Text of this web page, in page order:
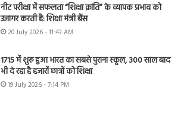
नीट परीक्षा में सफलता “शिक्षा क्रांति” के व्यापक प्रभाव को
उजागर करती है: शिक्षा मंत्री बैंस
20 July 2026 - 11:43 AM
1715 में शुरू हुआ भारत का सबसे पुराना स्कूल, 300 साल बाद
भी दे रहा है हजारों छात्रों को शिक्षा
19 July 2026 - 7:14 PM